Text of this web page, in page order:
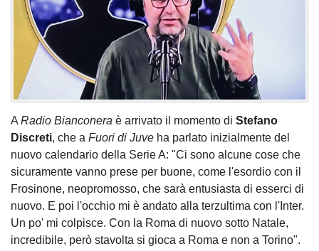
A Radio Bianconera è arrivato il momento di Stefano
Discreti, che a Fuori di Juve ha parlato inizialmente del
nuovo calendario della Serie A: "Ci sono alcune cose che
sicuramente vanno prese per buone, come l'esordio con il
Frosinone, neopromosso, che sarà entusiasta di esserci di
nuovo. E poi l'occhio mi è andato alla terzultima con l'Inter.
Un po' mi colpisce. Con la Roma di nuovo sotto Natale,
incredibile, però stavolta si gioca a Roma e non a Torino".